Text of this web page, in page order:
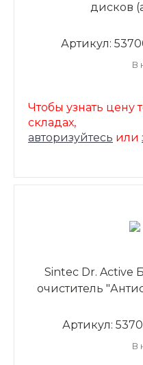
дисков
Артикул:
В
Чтобы узнать цену
складах,
авторизуйтесь или
Sintec Dr. Active
очиститель
Артикул:
В